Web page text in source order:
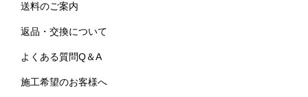
送料のご案内
返品・交換について
よくある質問Q＆A
施工希望のお客様へ